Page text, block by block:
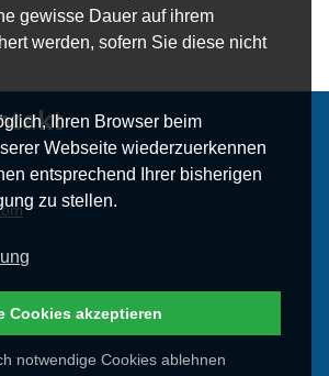
gewisse Dauer auf ihrem
werden, sofern Sie diese nicht
Ihren Browser beim
Webseite wiederzuerkennen
entsprechend Ihrer bisherigen
zu stellen.
notwendige Cookies ablehnen
Cookies akzeptieren